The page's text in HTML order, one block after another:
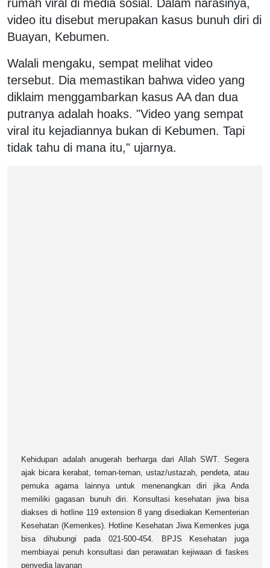
rumah viral di media sosial. Dalam narasinya,
video itu disebut merupakan kasus bunuh diri di
Buayan, Kebumen.
Walali mengaku, sempat melihat video
tersebut. Dia memastikan bahwa video yang
diklaim menggambarkan kasus AA dan dua
putranya adalah hoaks. "Video yang sempat
viral itu kejadiannya bukan di Kebumen. Tapi
tidak tahu di mana itu," ujarnya.
Kehidupan adalah anugerah berharga dari Allah SWT. Segera
ajak bicara kerabat, teman-teman, ustaz/ustazah, pendeta, atau
pemuka agama lainnya untuk menenangkan diri jika Anda
memiliki gagasan bunuh diri. Konsultasi kesehatan jiwa bisa
diakses di hotline 119 extension 8 yang disediakan Kementerian
Kesehatan (Kemenkes). Hotline Kesehatan Jiwa Kemenkes juga
bisa dihubungi pada 021-500-454. BPJS Kesehatan juga
membiayai penuh konsultasi dan perawatan kejiwaan di faskes
penyedia layanan